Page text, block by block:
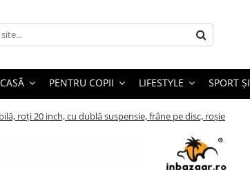
PENTRU COPII LIFESTYLE SPORT
roți 20 inch, cu dublă suspensie, frâne pe disc, roșie